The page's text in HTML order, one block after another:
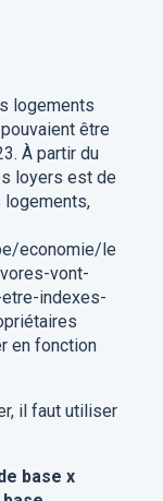
logements
être
À partir du
loyers est de
logements,
economie/le
vont-
indexes-
en fonction
il faut utiliser
base x